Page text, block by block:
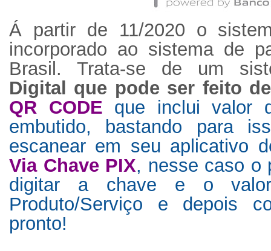
Á partir de 11/2020 o
incorporado ao sistema de
Brasil. Trata-se de um
Digital que pode ser feito
QR CODE que inclui valor
embutido, bastando para
escanear em seu aplicativo
Via Chave PIX, nesse caso o
digitar a chave e o
Produto/Serviço e depois
pronto!